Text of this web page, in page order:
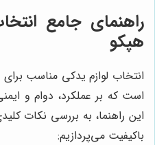
راهنمای جامع
هپکو
انتخاب لوازم یدکی مناسب
است که بر عملکرد، دوام و
این راهنما، به بررسی نکات
باکیفیت می‌پردازیم: